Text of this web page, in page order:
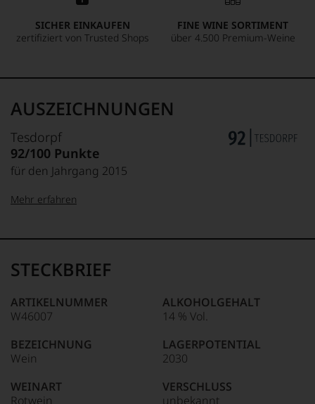
SICHER EINKAUFEN
zertifiziert von Trusted Shops
FINE WINE SORTIMENT
über 4.500 Premium-Weine
AUSZEICHNUNGEN
Tesdorpf
92/100 Punkte
für den Jahrgang 2015
95–98 Punkte:
90–94 Punkte:
Name
Tesdorpf
für
»Fine
für
die
edlen
Weine
der
Mehr erfahren
STECKBRIEF
ARTIKELNUMMER
W46007
BEZEICHNUNG
Wein
WEINART
Rotwein
ALKOHOLGEHALT
14 % Vol.
LAGERPOTENTIAL
2030
VERSCHLUSS
unbekannt